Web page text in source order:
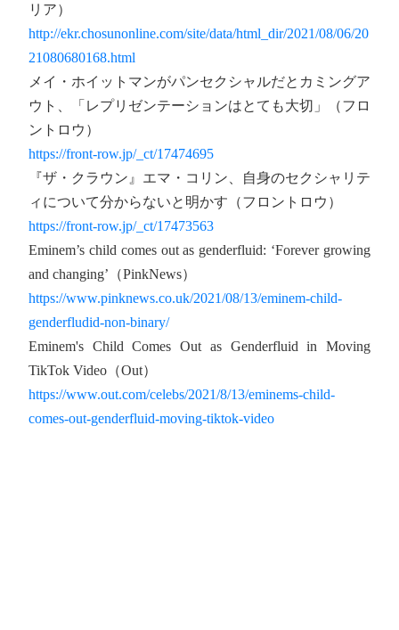
リア）
http://ekr.chosunonline.com/site/data/html_dir/2021/08/06/20
21080680168.html
メイ・ホイットマンがパンセクシャルだとカミングア
ウト、「レプリゼンテーションはとても大切」（フロ
ントロウ）
https://front-row.jp/_ct/17474695
『ザ・クラウン』エマ・コリン、自身のセクシャリテ
ィについて分からないと明かす（フロントロウ）
https://front-row.jp/_ct/17473563
Eminem’s child comes out as genderfluid: ‘Forever growing
and changing’（PinkNews）
https://www.pinknews.co.uk/2021/08/13/eminem-child-
genderfludid-non-binary/
Eminem's Child Comes Out as Genderfluid in Moving
TikTok Video（Out）
https://www.out.com/celebs/2021/8/13/eminems-child-
comes-out-genderfluid-moving-tiktok-video